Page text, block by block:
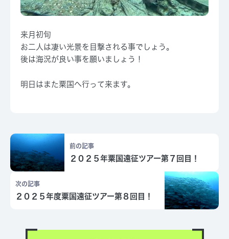
来月初旬
お二人は凄い光景を目撃される事でしょう。
後は海況が良い事を願いましょう！
明日はまた粟国へ行って来ます。
前の記事
２０２５年粟国遠征ツアー第７回目！
次の記事
２０２５年度粟国遠征ツアー第８回目！